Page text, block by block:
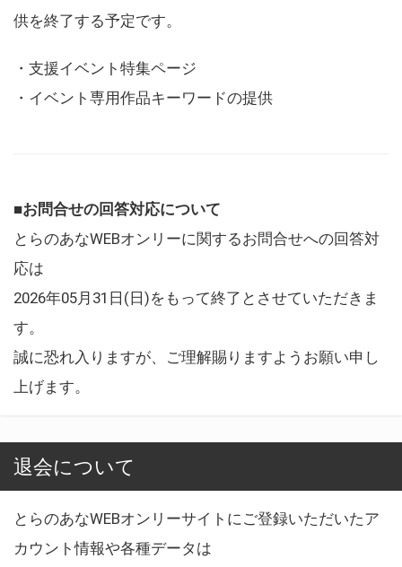
供を終了する予定です。
・支援イベント特集ページ
・イベント専用作品キーワードの提供
■お問合せの回答対応について
とらのあなWEBオンリーに関するお問合せへの回答対
応は
2026年05月31日(日)をもって終了とさせていただきま
す。
誠に恐れ入りますが、ご理解賜りますようお願い申し
上げます。
退会について
とらのあなWEBオンリーサイトにご登録いただいたア
カウント情報や各種データは